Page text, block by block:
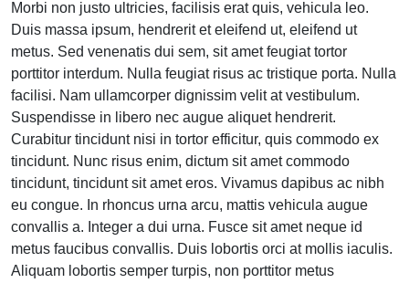
Morbi non justo ultricies, facilisis erat quis, vehicula leo.
Duis massa ipsum, hendrerit et eleifend ut, eleifend ut
metus. Sed venenatis dui sem, sit amet feugiat tortor
porttitor interdum. Nulla feugiat risus ac tristique porta. Nulla
facilisi. Nam ullamcorper dignissim velit at vestibulum.
Suspendisse in libero nec augue aliquet hendrerit.
Curabitur tincidunt nisi in tortor efficitur, quis commodo ex
tincidunt. Nunc risus enim, dictum sit amet commodo
tincidunt, tincidunt sit amet eros. Vivamus dapibus ac nibh
eu congue. In rhoncus urna arcu, mattis vehicula augue
convallis a. Integer a dui urna. Fusce sit amet neque id
metus faucibus convallis. Duis lobortis orci at mollis iaculis.
Aliquam lobortis semper turpis, non porttitor metus